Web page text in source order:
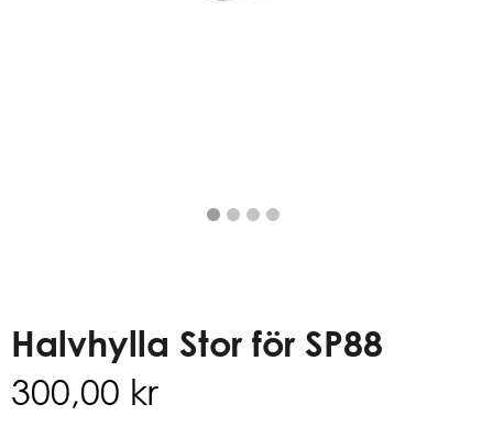
Halvhylla Stor för SP88
300,00 kr